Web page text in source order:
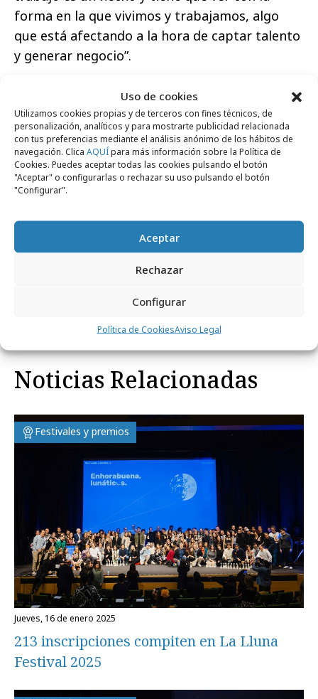
Uso de cookies
Utilizamos cookies propias y de terceros con fines técnicos, de
personalización, analíticos y para mostrarte publicidad relacionada
con tus preferencias mediante el análisis anónimo de los hábitos de
navegación. Clica AQUÍpara más información sobre la Política de
Cookies. Puedes aceptar todas las cookies pulsando el botón
"Aceptar" o configurarlas o rechazar su uso pulsando el botón
"Configurar".
Aceptar
Rechazar
Configurar
Política de CookiesAviso Legal
forma en la que vivimos y trabajamos, algo
que está afectando a la hora de captar talento
y generar negocio”.
de la Fundación Visit Valencia: Àpunt Media,
Consum y la empresa de marketing de
contenidos y redes sociales, Coosto. Además,
cuenta con la colaboración de Oceanogràfic,
Montaña Studio, Mahou, Bodegas Arráez,
Noticias Relacionadas
Festivales y premios
jueves, 16 de enero 2025
213 inscripciones compiten en La Lluna
Festival 2025